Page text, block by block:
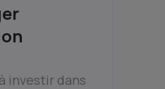
investir dans